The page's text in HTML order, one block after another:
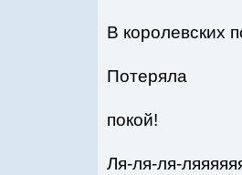
В королевских
Потеряла
покой!
Ля-ля-ля-